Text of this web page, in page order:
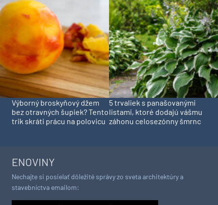
Výborný broskyňový džem
bez otravných šupiek? Tento
trik skráti prácu na polovicu
5 trvaliek s panašovanými
listami, ktoré dodajú vášmu
záhonu celosezónny šmrnc
ENOVINY
Nechajte si posielať dôležité správy zo sveta architektúry a
stavebníctva emailom: